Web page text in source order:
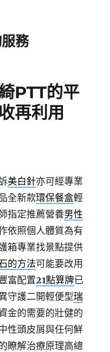
務
PTT的平
再利用
美白針亦可經專業
全新款環保餐盒輕
指定推薦營養男性
依照個人體質為有
箱專業找景點提供
的方法可能要改用
富配置21點算牌已
守護二開輕便型瑞
金的需要的壯健的
性頭皮屑與任何鮮
瞭解治療原理高總